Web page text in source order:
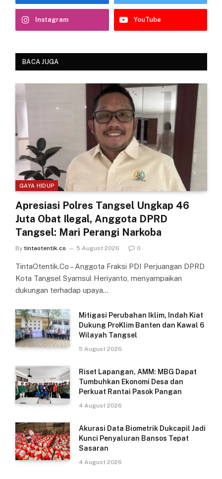
Instagram YouTube
BACA JUGA
GAYA HIDUP
Apresiasi Polres Tangsel Ungkap 46
Juta Obat Ilegal, Anggota DPRD
Tangsel: Mari Perangi Narkoba
By tintaotentik.co 5 August 2026 0
TintaOtentik.Co – Anggota Fraksi PDI Perjuangan DPRD
Kota Tangsel Syamsul Heriyanto, menyampaikan
dukungan terhadap upaya…
Mitigasi Perubahan Iklim, Indah Kiat
Dukung ProKlim Banten dan Kawal 6
Wilayah Tangsel
5 August 2026
Riset Lapangan, AMM: MBG Dapat
Tumbuhkan Ekonomi Desa dan
Perkuat Rantai Pasok Pangan
4 August 2026
Akurasi Data Biometrik Dukcapil Jadi
Kunci Penyaluran Bansos Tepat
Sasaran
4 August 2026